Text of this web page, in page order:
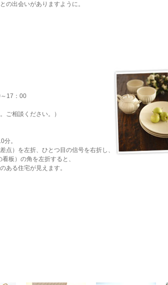
の出会いがありますように。
17：00
ご相談ください。）
分。
点）を左折、ひとつ目の信号を右折し、
板）の角を左折すると、
ある住宅が見えます。